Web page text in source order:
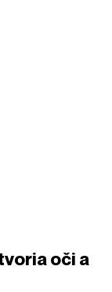
oči a